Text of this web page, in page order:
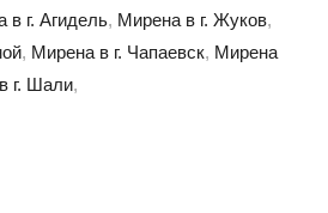
в г. Агидель, Мирена в г. Жуков,
, Мирена в г. Чапаевск, Мирена
г. Шали,